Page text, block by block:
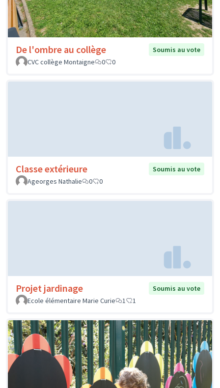
De l'ombre au collège
Soumis au vote
CVC collège Montaigne
0 0
Classe extérieure
Soumis au vote
Ageorges Nathalie
0 0
Projet jardinage
Soumis au vote
Ecole élémentaire Marie Curie
1 1